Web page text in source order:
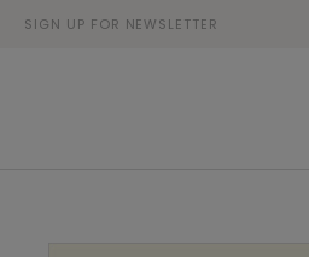
SIGN UP FOR NEWSLETTER